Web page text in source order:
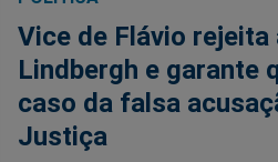
Vice de Flávio
Lindbergh e garante
caso da falsa
Justiça